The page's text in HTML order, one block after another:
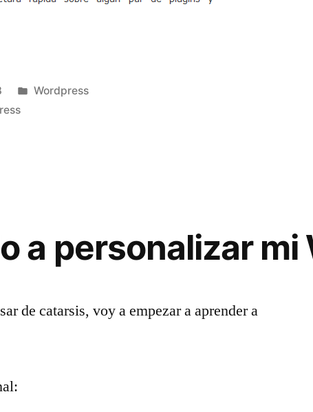
Publicado
Wordpress
a personalizar mi
de catarsis, voy a empezar a aprender a